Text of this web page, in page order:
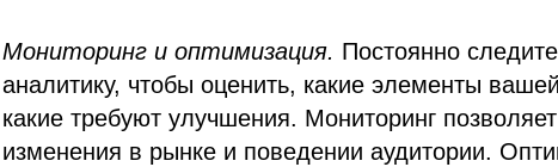
Мониторинг и оптимизация. Постоянно
аналитику, чтобы оценить, какие элементы
какие требуют улучшения. Мониторинг
изменения в рынке и поведении аудитории.